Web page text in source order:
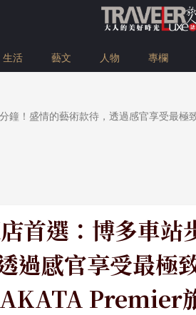
生活 藝文 人物 專欄
鐘！盛情的藝術款待，透過感官享受最極
首選：博多車站
過感官享受最極
Premier